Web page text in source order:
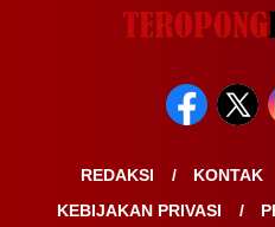
REDAKSI KONTAK
KEBIJAKAN PRIVASI